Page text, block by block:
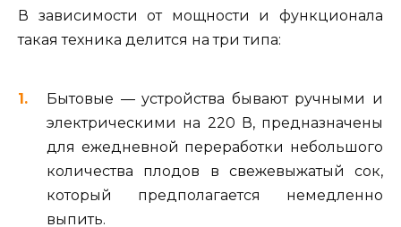
В зависимости от мощности и функционала
такая техника делится на три типа:
Бытовые — устройства бывают ручными и
электрическими на 220 В, предназначены
для ежедневной переработки небольшого
количества плодов в свежевыжатый сок,
который предполагается немедленно
выпить.